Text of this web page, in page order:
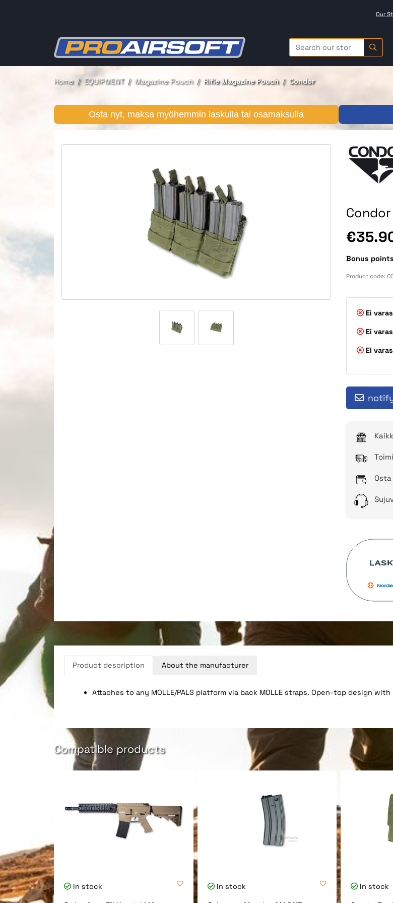
Our
Home EQUIPMENT Magazine Pouch Rifle Magazine Pouch Condor
Osta nyt, maksa myöhemmin laskulla tai osamaksulla
Price
Bonus
Product code:
Ei
Ei
Ei
Product description About the manufacturer
Attaches to any MOLLE/PALS platform via back MOLLE straps. Open-top design
Compatible products
In stock In stock In stock